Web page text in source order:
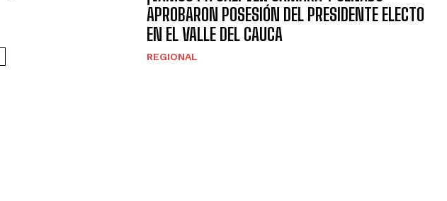
APROBARON POSESIÓN DEL PRESIDENTE ELECTO
EN EL VALLE DEL CAUCA
REGIONAL